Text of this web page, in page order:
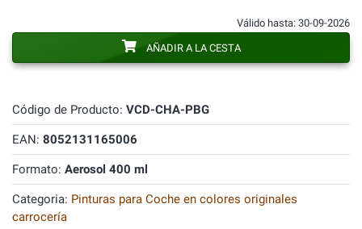
Código de Producto: VCD-CHA-PBG
EAN: 8052131165006
Formato: Aerosol 400 ml
Categoria: Pinturas para Coche en colores originales
carrocería
Válido hasta: 30-09-2026
AÑADIR A LA CESTA